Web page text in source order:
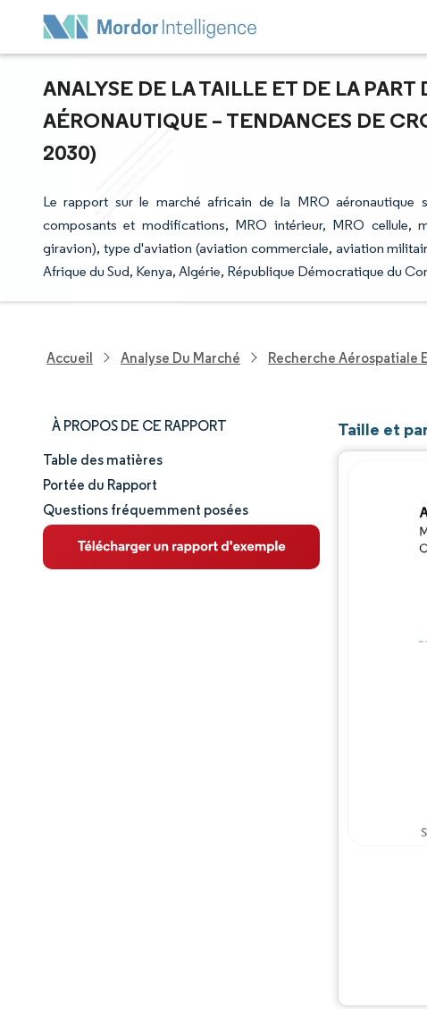
ANALYSE DE LA TAILLE ET DE LA
AÉRONAUTIQUE – TENDANCES DE
2030)
Le rapport sur le marché africain de la MRO
composants et modifications, MRO intérieur, MRO cellule,
giravion), type d'aviation (aviation commerciale, aviation
Afrique du Sud, Kenya, Algérie, République Démocratique du
Accueil Analyse Du Marché Recherche Aérospatiale
À PROPOS DE CE RAPPORT
Taille et part de marché
Analyse du marché
Tendances et perspectives
Table des matières
Portée du Rapport
Questions fréquemment posées
Taille et